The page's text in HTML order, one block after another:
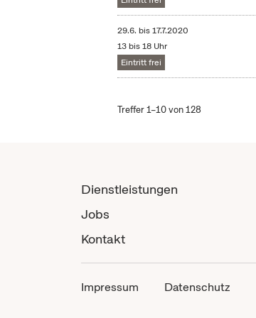
29.6. bis17.7.2020
13 bis 18 Uhr
Eintritt frei
Treffer 1–10 von 128
Dienstleistungen
Jobs
Kontakt
Impressum Datenschutz